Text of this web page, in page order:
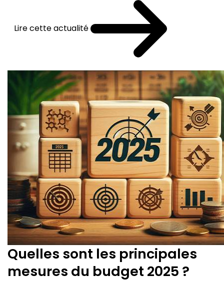
Lire cette actualité
Quelles sont les principales
mesures du budget 2025 ?